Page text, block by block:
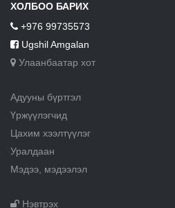
ХОЛБОО БАРИХ
+976 99735573
Ugshil Amgalan
Улаанбаатар хот
Адууны бүртгэл
Үржүүлэгчид
Цахим хээлтүүлэг
Уралдаан
Мэдээ, мэдээлэл
Нэвтрэх